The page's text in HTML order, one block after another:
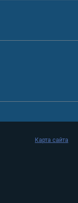
Карта сайта